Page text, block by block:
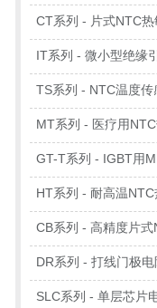
CT系列 - 片式NTC热
IT系列 - 微小型绝缘
TS系列 - NTC温度传
MT系列 - 医疗用
GT-T系列 - IGBT用
HT系列 - 耐高温NTC
CB系列 - 高精度片式
DR系列 - 打线门极电
SLC系列 - 单层芯片